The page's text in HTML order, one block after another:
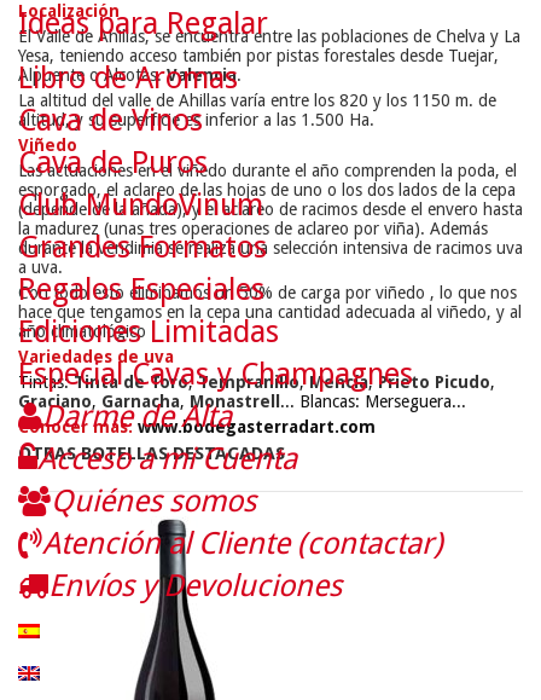
Localización
El Valle de Ahillas, se encuentra entre las poblaciones de Chelva y La
Yesa, teniendo acceso también por pistas forestales desde Tuejar,
Alpuente o Alcotas.Valencia.
La altitud del valle de Ahillas varía entre los 820 y los 1150 m. de
altitud, y su superficie es inferior a las 1.500 Ha.
Viñedo
Las actuaciones en el viñedo durante el año comprenden la poda, el
esporgado, el aclareo de las hojas de uno o los dos lados de la cepa
(depende de la añada), y el aclareo de racimos desde el envero hasta
la madurez (unas tres operaciones de aclareo por viña). Además
durante la vendimia se realiza una selección intensiva de racimos uva
a uva.
Con todo esto eliminamos un 50% de carga por viñedo , lo que nos
hace que tengamos en la cepa una cantidad adecuada al viñedo, y al
año climatológico
Variedades de uva
Tintas:Tinta de Toro, Tempranillo, Mencía, Prieto Picudo,
Graciano, Garnacha, Monastrell ... Blancas: Merseguera...
Conocer más: www.bodegasterradart.com
OTRAS BOTELLAS DESTACADAS
Ideas para Regalar
Libro de Aromas
Cava de Vinos
Cava de Puros
Club MundoVinum
Grandes Formatos
Regalos Especiales
Ediciones Limitadas
Especial Cavas y Champagnes
Darme de Alta
Acceso a mi Cuenta
Quiénes somos
Atención al Cliente (contactar)
Envíos y Devoluciones